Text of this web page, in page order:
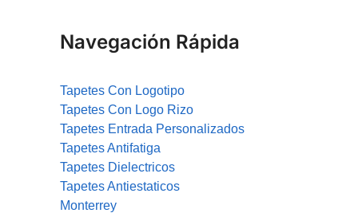
Navegación Rápida
Tapetes Con Logotipo
Tapetes Con Logo Rizo
Tapetes Entrada Personalizados
Tapetes Antifatiga
Tapetes Dielectricos
Tapetes Antiestaticos
Monterrey